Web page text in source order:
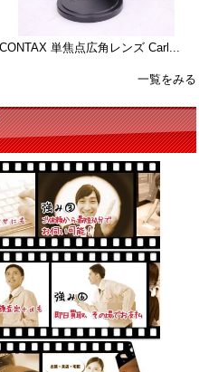
CONTAX 単焦点広角レンズ Carl...
一覧をみる